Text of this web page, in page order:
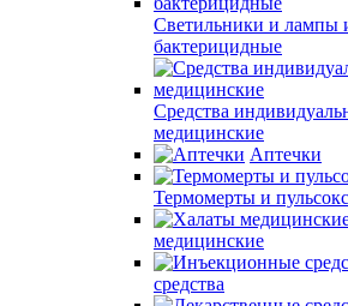
Светильники и лампы
бактерицидные
Средства
медицинские
Аптечки
Термомерты и
медицинские
средства